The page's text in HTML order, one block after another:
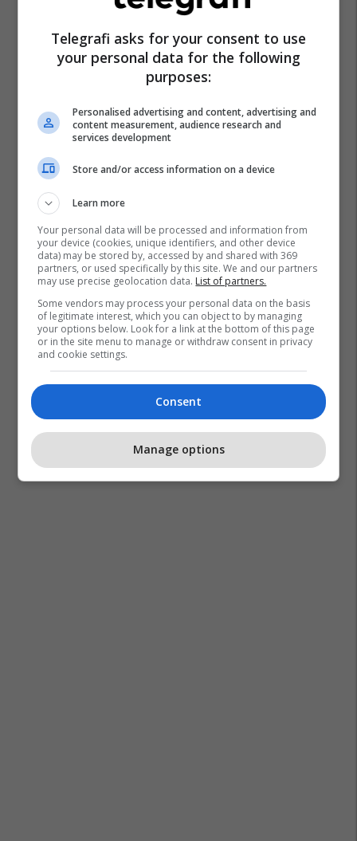
Telegrafi asks for your consent to use
your personal data for the following
purposes:
Personalised advertising and content, advertising and
content measurement, audience research and
services development
Store and/or access information on a device
Learn more
Your personal data will be processed and information from
your device (cookies, unique identifiers, and other device
data) may be stored by, accessed by and shared with 369
partners, or used specifically by this site. We and our partners
may use precise geolocation data. List of partners.
Some vendors may process your personal data on the basis
of legitimate interest, which you can object to by managing
your options below. Look for a link at the bottom of this page
or in the site menu to manage or withdraw consent in privacy
and cookie settings.
Consent
Manage options